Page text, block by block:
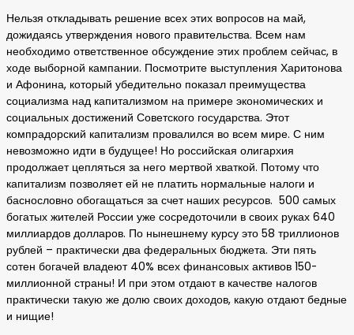
Нельзя откладывать решение всех этих вопросов на май,
дожидаясь утверждения нового правительства. Всем нам
необходимо ответственное обсуждение этих проблем сейчас, в
ходе выборной кампании. Посмотрите выступления Харитонова
и Афонина, который убедительно показал преимущества
социализма над капитализмом на примере экономических и
социальных достижений Советского государства. Этот
компрадорский капитализм провалился во всем мире. С ним
невозможно идти в будущее! Но российская олигархия
продолжает цепляться за него мертвой хваткой. Потому что
капитализм позволяет ей не платить нормальные налоги и
баснословно обогащаться за счет наших ресурсов. 500 самых
богатых жителей России уже сосредоточили в своих руках 640
миллиардов долларов. По нынешнему курсу это 58 триллионов
рублей – практически два федеральных бюджета. Эти пять
сотен богачей владеют 40% всех финансовых активов 150-
миллионной страны! И при этом отдают в качестве налогов
практически такую же долю своих доходов, какую отдают бедные
и нищие!